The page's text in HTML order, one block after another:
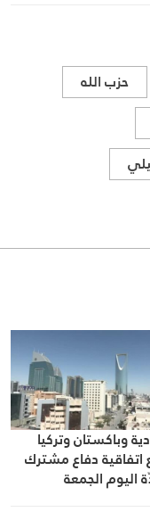
حزب الله
وباكستان وتركيا
دفاع مشترك
الجمعة